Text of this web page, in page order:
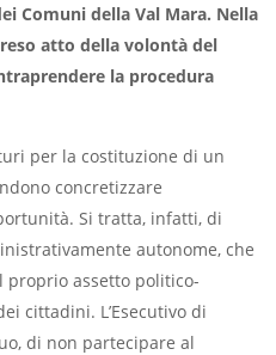
Comuni della Val Mara. Nella
atto della volontà del
la procedura
per la costituzione di un
concretizzare
Si tratta, infatti, di
autonome, che
proprio assetto politico-
cittadini. L’Esecutivo di
di non partecipare al